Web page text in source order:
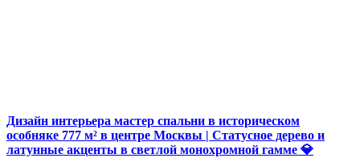
Дизайн интерьера мастер спальни в историческом
особняке 777 м² в центре Москвы | Статусное дерево и
латунные акценты в светлой монохромной гамме 💎